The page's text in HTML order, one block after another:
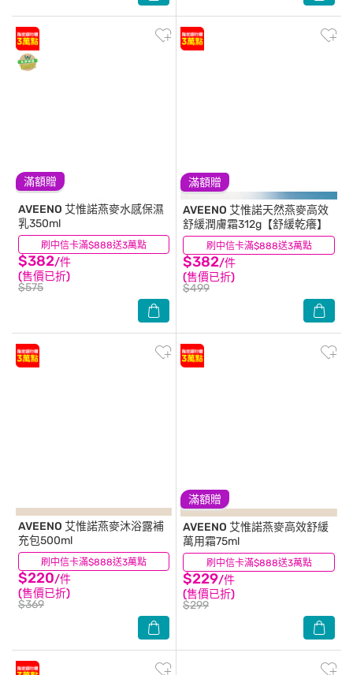
滿額贈
刷中信卡滿$888送3萬點
AVEENO 艾惟諾燕麥水感保濕
乳350ml
$382/件
(售價已折)
$575
(26)
滿額贈
刷中信卡滿$888送3萬點
AVEENO 艾惟諾天然燕麥高效
舒緩潤膚霜312g【舒緩乾癢】
$382/件
(售價已折)
$499
(41)
刷中信卡滿$888送3萬點
AVEENO 艾惟諾燕麥沐浴露補
充包500ml
$220/件
(售價已折)
$369
(1)
滿額贈
刷中信卡滿$888送3萬點
AVEENO 艾惟諾燕麥高效舒緩
萬用霜75ml
$229/件
(售價已折)
$299
(1)